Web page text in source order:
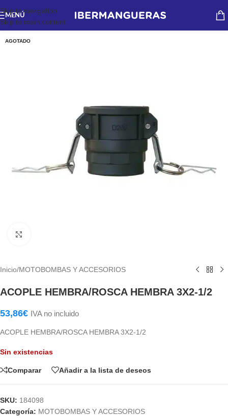
Skip to navigation
Skip to main content
MENÚ
AGOTADO
Inicio/MOTOBOMBAS Y ACCESORIOS
ACOPLE HEMBRA/ROSCA HEMBRA 3X2-1/2
53,86€ IVA no incluido
ACOPLE HEMBRA/ROSCA HEMBRA 3X2-1/2
Sin existencias
Comparar Añadir a la lista de deseos
SKU: 184098
Categoría: MOTOBOMBAS Y ACCESORIOS